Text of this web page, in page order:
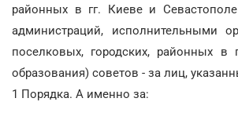
районных в гг. Киеве и Севастополе
администраций, исполнительными
поселковых, городских, районных в
образования) советов - за лиц,
1 Порядка. А именно за: